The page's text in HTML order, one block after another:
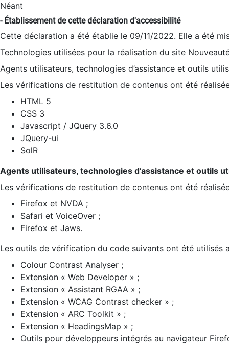
Néant
- Établissement de cette déclaration d'accessibilité
Cette déclaration a été établie le 09/11/2022. Elle a été
Technologies utilisées pour la réalisation du site
Agents utilisateurs, technologies d’assistance et outils
Les vérifications de restitution de contenus ont été
HTML 5
CSS 3
Javascript / JQuery 3.6.0
JQuery-ui
SolR
Agents utilisateurs, technologies d’assistance et outils
Les vérifications de restitution de contenus ont été
Firefox et NVDA ;
Safari et VoiceOver ;
Firefox et Jaws.
Les outils de vérification du code suivants ont été utilisés
Colour Contrast Analyser ;
Extension « Web Developer » ;
Extension « Assistant RGAA » ;
Extension « WCAG Contrast checker » ;
Extension « ARC Toolkit » ;
Extension « HeadingsMap » ;
Outils pour développeurs intégrés au navigateur